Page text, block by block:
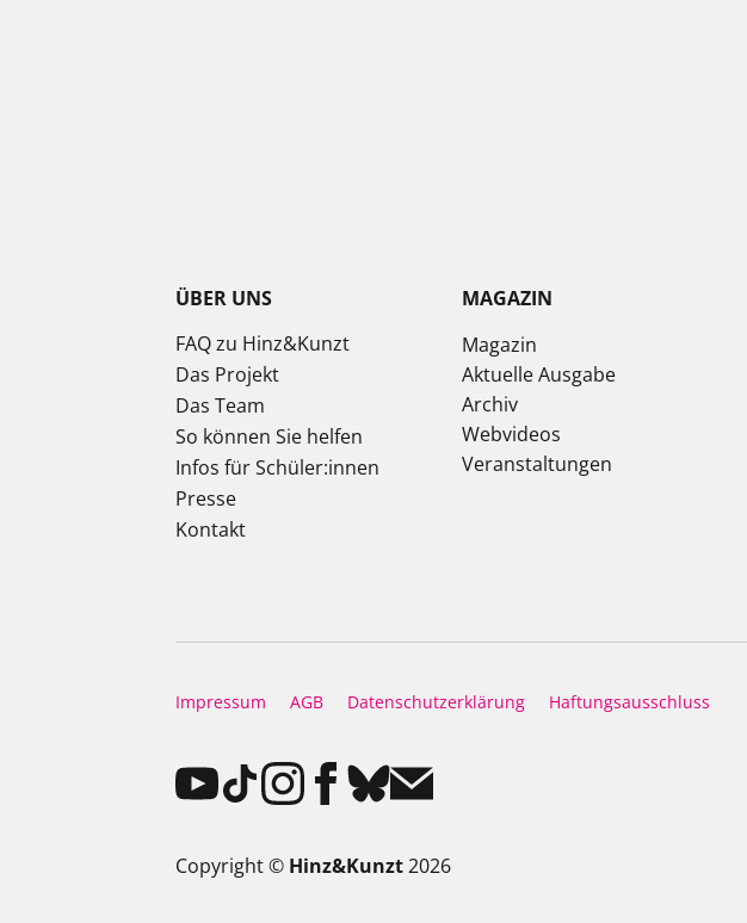
ÜBER UNS
FAQ zu Hinz&Kunzt
Das Projekt
Das Team
So können Sie helfen
Infos für Schüler:innen
Presse
Kontakt
MAGAZIN
Magazin
Aktuelle Ausgabe
Archiv
Webvideos
Veranstaltungen
Impressum AGB Datenschutzerklärung Haftungsausschluss
Copyright © Hinz&Kunzt2026